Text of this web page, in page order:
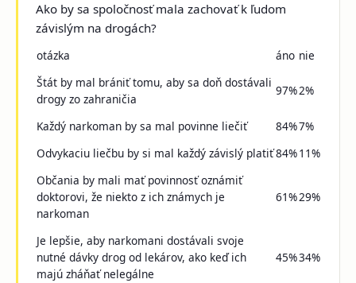
Ako by sa spoločnosť mala zachovať k ľudom
závislým na drogách?
otázka áno nie
Štát by mal brániť tomu, aby sa doň dostávali
drogy zo zahraničia
97%2%
Každý narkoman by sa mal povinne liečiť 84%7%
Odvykaciu liečbu by si mal každý závislý platiť84%11%
Občania by mali mať povinnosť oznámiť
doktorovi, že niekto z ich známych je
narkoman
61%29%
Je lepšie, aby narkomani dostávali svoje
nutné dávky drog od lekárov, ako keď ich
majú zháňať nelegálne
45%34%